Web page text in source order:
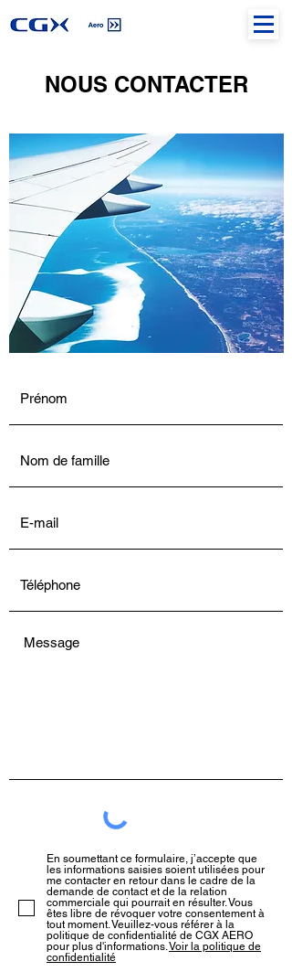
NOUS CONTACTER
En soumettant ce formulaire, j’accepte que
les informations saisies soient utilisées pour
me contacter en retour dans le cadre de la
demande de contact et de la relation
commerciale qui pourrait en résulter. Vous
êtes libre de révoquer votre consentement à
tout moment. Veuillez-vous référer à la
politique de confidentialité de CGX AERO
pour plus d'informations.Voir la politique de
confidentialité